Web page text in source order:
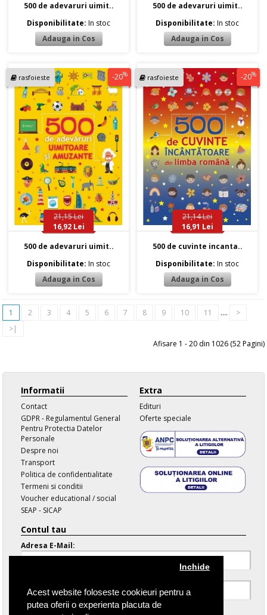
Acest website foloseste cookieuri pentru a
putea oferii o experienta placuta de
Inchide
500 de adevaruri uimit..
Disponibilitate:In stoc
500 de adevaruri uimit..
Disponibilitate:In stoc
rasfoieste -20%
21,15 Lei
16,92 Lei
500 de adevaruri uimit..
Disponibilitate:In stoc
rasfoieste -20%
21,14 Lei
16,91 Lei
500 de cuvinte incanta..
Disponibilitate:In stoc
1 2 3 4 5 6 7 8 9 10 11 ....
>
>|
Afisare 1 - 20 din 1026 (52 Pagini)
Informatii
Contact
GDPR - Regulamentul General
Pentru Protectia Datelor
Personale
Despre noi
Transport
Politica de confidentialitate
Termeni si conditii
Voucher educational / social
SEAP - SICAP
Extra
Edituri
Oferte speciale
Contul tau
Adresa E-Mail:
Parola Uitata